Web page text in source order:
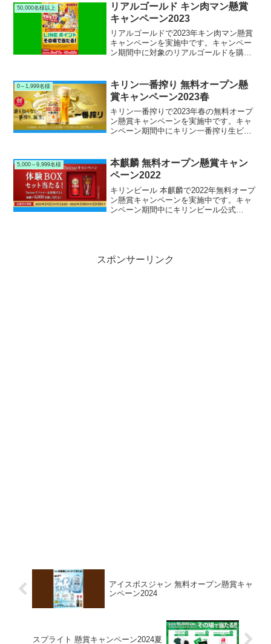
50,000名様以上
リアルゴールド キン肉マン懸賞
キャンペーン2023
リアルゴールドで2023年キン肉マン懸賞
キャンペーンを実施中です。キャンペー
ン期間中に対象のリアルゴールドを購入
0～1,999名様
キリン一番搾り 無料オープン懸
賞キャンペーン2023春
キリン一番搾りで2023年春の無料オープ
ン懸賞キャンペーンを実施中です。キャ
ンペーン期間中にキリン一番搾り生ビー
名様にキリン一番搾り限定メッセージ缶
が当たります。
5,000～9,999名様
本麒麟 無料オープン懸賞キャン
ペーン2022
キリンビール 本麒麟で2022年無料オープ
ン懸賞キャンペーンを実施中です。キャ
ンペーン期間中にキリンビール公式
スポンサーリンク
アイスボスジャン 無料オープン懸賞キャ
ンペーン2024
スプライト 懸賞キャンペーン2024夏